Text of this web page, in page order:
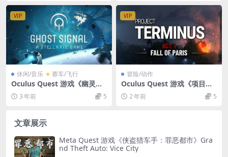
VIP
休闲/音乐 赛车/飞行
Oculus Quest 游戏《幽灵信
号：群星游戏》Ghost Signa
l: A Stellaris Game
3 年前 5
VIP
冒险/动作
Oculus Quest 游戏《项目终
止VR》Project Terminus VR
2 年前 5
文章展示
Meta Quest 游戏《侠盗猎车手：罪恶都市》Gra
nd Theft Auto: Vice City